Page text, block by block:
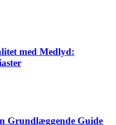
med Medlyd:
Grundlæggende Guide